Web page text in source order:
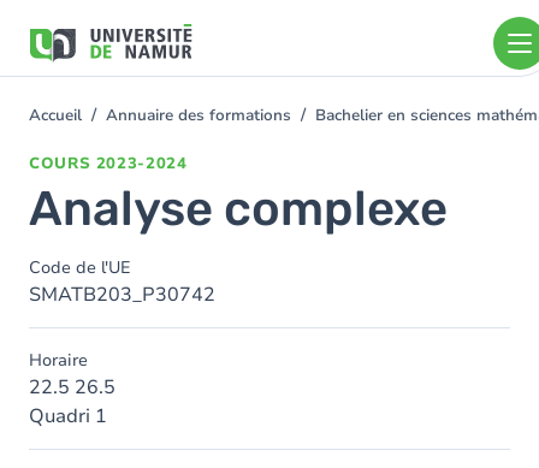
contenu
You
Accueil Annuaire des formations Bachelier en sciences
COURS 2023-2024
Analyse complexe
Code de l'UE
SMATB203_P30742
Horaire
22.5 26.5
Quadri 1